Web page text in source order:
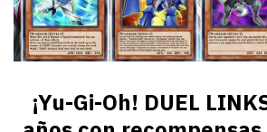
¡Yu-Gi-Oh! DUEL